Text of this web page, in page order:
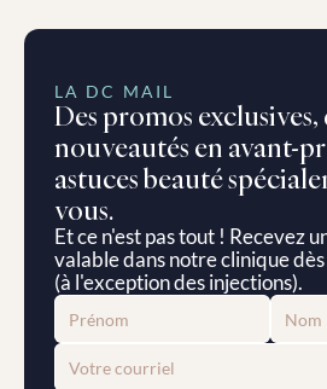
LA DC MAIL
Des promos exclusives,
nouveautés en avant-
astuces beauté
vous.
Et ce n'est pas tout ! Recevez
valable dans notre clinique
(à l'exception des injections).